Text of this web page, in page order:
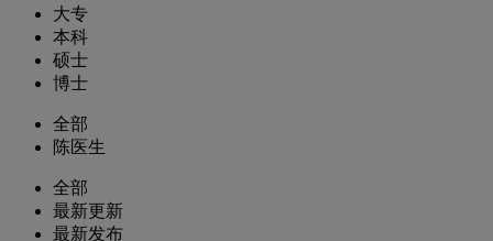
大专
本科
硕士
博士
全部
陈医生
全部
最新更新
最新发布